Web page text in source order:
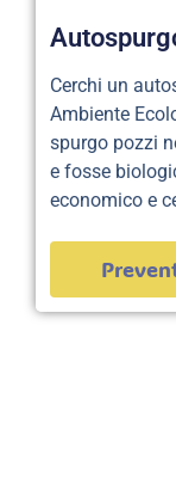
Cerchi un
Ambiente
spurgo pozzi
e fosse
economico e